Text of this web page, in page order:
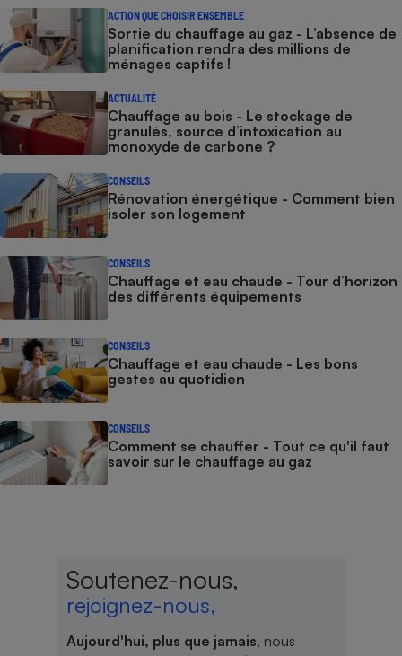
ACTION QUE CHOISIR ENSEMBLE
Sortie du chauffage au gaz - L’absence de
planification rendra des millions de
ménages captifs !
ACTUALITÉ
Chauffage au bois - Le stockage de
granulés, source d’intoxication au
monoxyde de carbone ?
CONSEILS
Rénovation énergétique - Comment bien
isoler son logement
CONSEILS
Chauffage et eau chaude - Tour d’horizon
des différents équipements
CONSEILS
Chauffage et eau chaude - Les bons
gestes au quotidien
CONSEILS
Comment se chauffer - Tout ce qu'il faut
savoir sur le chauffage au gaz
Soutenez-nous,
rejoignez-nous,
Aujourd'hui, plus que jamais, nous